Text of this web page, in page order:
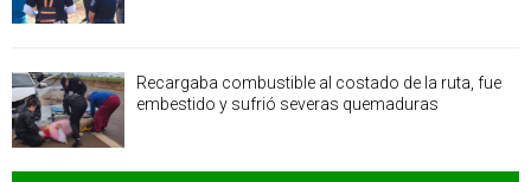
Recargaba combustible al costado de la ruta, fue
embestido y sufrió severas quemaduras